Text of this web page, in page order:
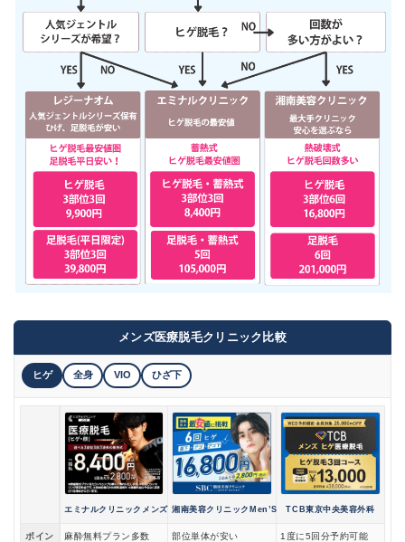
メンズ医療脱毛クリニック比較
ヒゲ 全身 VIO ひざ下
エミナルクリニックメンズ 湘南美容クリニックMen’S TCB東京中央美容外科
ポイン
麻酔無料プラン多数
部位単体が安い
1度に5回分予約可能